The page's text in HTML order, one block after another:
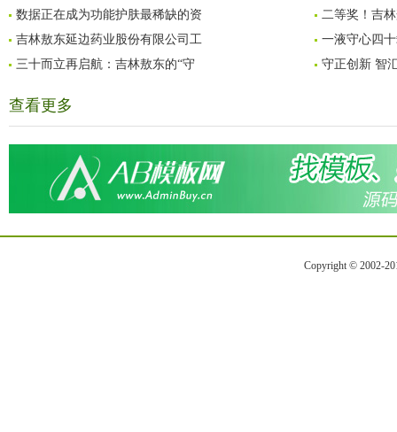
数据正在成为功能护肤最稀缺的资
二等奖！吉
吉林敖东延边药业股份有限公司工
一液守心四
三十而立再启航：吉林敖东的“守
守正创新 智
查看更多
Copyright © 2002-